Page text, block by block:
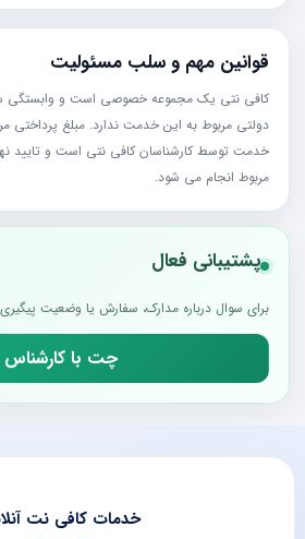
قوانین مهم و سلب مسئولیت
کافی نتی یک مجموعه خصوصی است و وابستگی
دولتی مربوط به این خدمت ندارد. مبلغ پرداختی
خدمت توسط کارشناسان کافی نتی است و تایید
مربوط انجام می شود.
پشتیبانی فعال
برای سوال درباره مدارک، سفارش یا وضعیت پیگیری
چت با کارشناس
خدمات کافی نت